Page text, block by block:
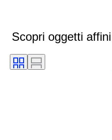
Scopri oggetti affini